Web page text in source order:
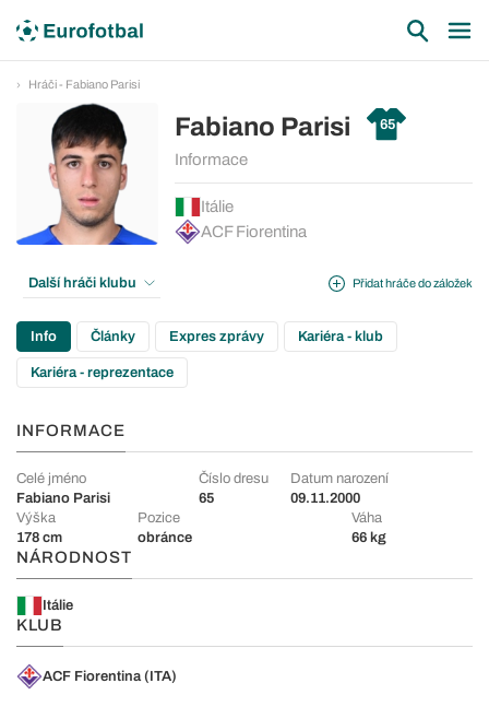
Hráči - Fabiano Parisi
Fabiano Parisi 65
Informace
Itálie
ACF Fiorentina
Přidat hráče do záložek
Další hráči klubu
Info Články Expres zprávy Kariéra - klub
Kariéra - reprezentace
INFORMACE
Celé jméno
Fabiano Parisi
Číslo dresu
65
Datum narození
09.11.2000
Výška
178 cm
Pozice
obránce
Váha
66 kg
NÁRODNOST
Itálie
KLUB
ACF Fiorentina (ITA)